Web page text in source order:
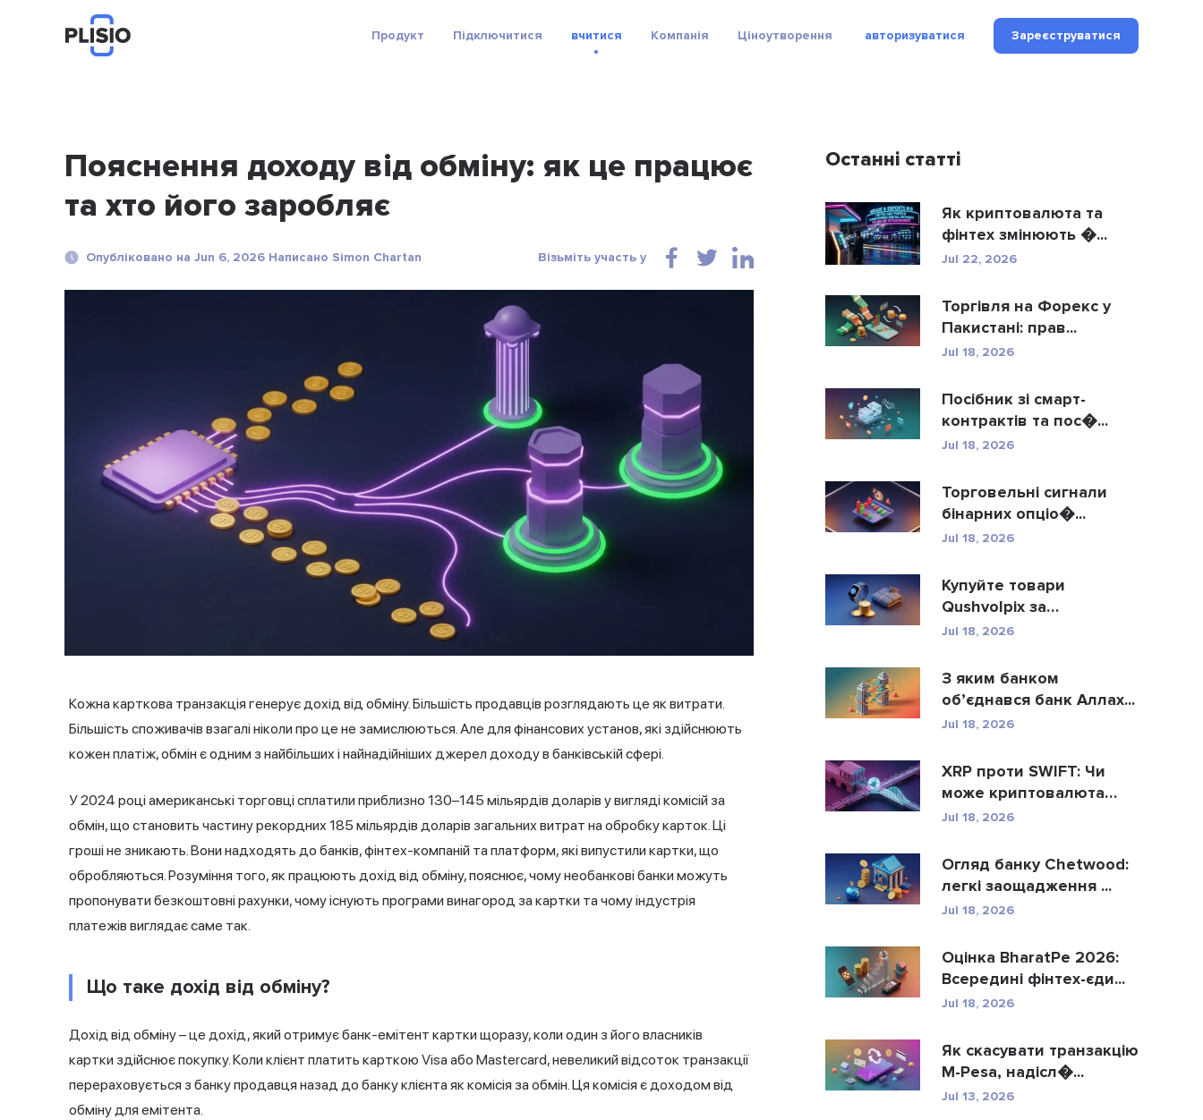
Продукт Підключитися вчитися Компанія Ціноутворення авторизуватися Зареєструватися
Пояснення доходу від обміну: як це працює
та хто його заробляє
Опубліковано на Jun 6, 2026 Написано Simon Chartan Візьміть участь у
Кожна карткова транзакція генерує дохід від обміну. Більшість продавців розглядають це як витрати.
Більшість споживачів взагалі ніколи про це не замислюються. Але для фінансових установ, які здійснюють
кожен платіж, обмін є одним з найбільших і найнадійніших джерел доходу в банківській сфері.
У 2024 році американські торговці сплатили приблизно 130–145 мільярдів доларів у вигляді комісій за
обмін, що становить частину рекордних 185 мільярдів доларів загальних витрат на обробку карток. Ці
гроші не зникають. Вони надходять до банків, фінтех-компаній та платформ, які випустили картки, що
обробляються. Розуміння того, як працюють дохід від обміну, пояснює, чому необанкові банки можуть
пропонувати безкоштовні рахунки, чому існують програми винагород за картки та чому індустрія
платежів виглядає саме так.
Що таке дохід від обміну?
Дохід від обміну – це дохід, який отримує банк-емітент картки щоразу, коли один з його власників
картки здійснює покупку. Коли клієнт платить карткою Visa або Mastercard, невеликий відсоток транзакції
перераховується з банку продавця назад до банку клієнта як комісія за обмін. Ця комісія є доходом від
обміну для емітента.
Останні статті
Як криптовалюта та
фінтех змінюють �...
Jul 22, 2026
Торгівля на Форекс у
Пакистані: прав...
Jul 18, 2026
Посібник зі смарт-
контрактів та пос�...
Jul 18, 2026
Торговельні сигнали
бінарних опціо�...
Jul 18, 2026
Купуйте товари
Qushvolpix за
криптовалют...
Jul 18, 2026
З яким банком
об’єднався банк Аллах...
Jul 18, 2026
XRP проти SWIFT: Чи
може криптовалюта
Rippl...
Jul 18, 2026
Огляд банку Chetwood:
легкі заощадження ...
Jul 18, 2026
Оцінка BharatPe 2026:
Всередині фінтех-єди...
Jul 18, 2026
Як скасувати транзакцію
M-Pesa, надісл�...
Jul 13, 2026